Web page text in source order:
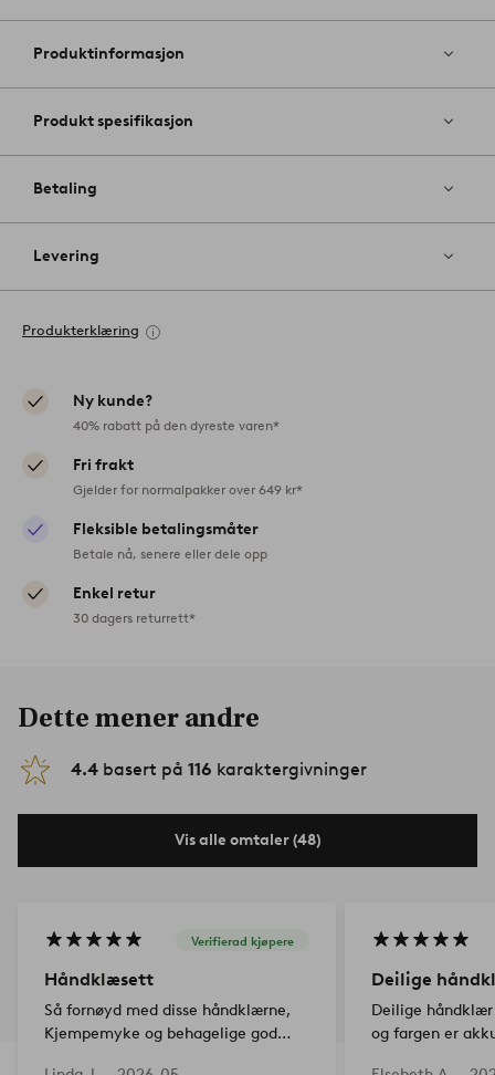
til
Produktinformasjon
Produkt spesifikasjon
Betaling
Levering
Produkterklæring
Ny kunde?
40% rabatt på den dyreste varen*
Fri frakt
Gjelder for normalpakker over 649 kr*
Fleksible betalingsmåter
Betale nå, senere eller dele opp
Enkel retur
30 dagers returrett*
Dette mener andre
4.4 basert på 116 karaktergivninger
Vis alle omtaler (48)
Verifierad kjøpere
Håndklæsett
Så fornøyd med disse håndklærne,
Kjempemyke og behagelige god
Deilige
Deilige
og fargen er